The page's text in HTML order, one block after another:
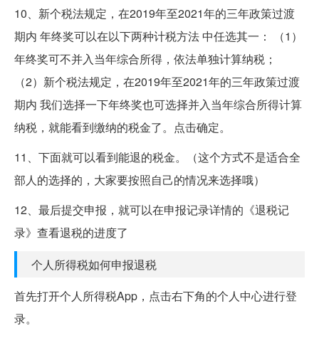
10、新个税法规定，在2019年至2021年的三年政策过渡
期内 年终奖可以在以下两种计税方法 中任选其一： （1）
年终奖可不并入当年综合所得，依法单独计算纳税；
（2）新个税法规定，在2019年至2021年的三年政策过渡
期内 我们选择一下年终奖也可选择并入当年综合所得计算
纳税，就能看到缴纳的税金了。点击确定。
11、下面就可以看到能退的税金。（这个方式不是适合全
部人的选择的，大家要按照自己的情况来选择哦）
12、最后提交申报，就可以在申报记录详情的《退税记
录》查看退税的进度了
个人所得税如何申报退税
首先打开个人所得税App，点击右下角的个人中心进行登
录。